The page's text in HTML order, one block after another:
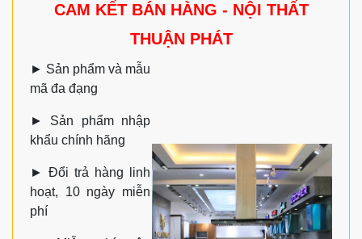
CAM KẾT BÁN HÀNG - NỘI THẤT
THUẬN PHÁT
► Sản phẩm và mẫu
mã đa đạng
► Sản phẩm nhập
khẩu chính hãng
► Đổi trả hàng linh
hoạt, 10 ngày miễn
phí